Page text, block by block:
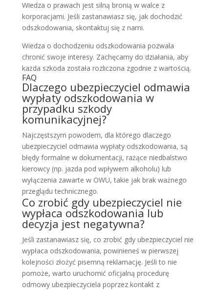
Wiedza o prawach jest silną bronią w walce z
korporacjami. Jeśli zastanawiasz się, jak dochodzić
odszkodowania, skontaktuj się z nami.
Wiedza o dochodzeniu odszkodowania pozwala
chronić swoje interesy. Zachęcamy do działania, aby
każda szkoda została rozliczona zgodnie z wartością.
FAQ
Dlaczego ubezpieczyciel odmawia
wypłaty odszkodowania w
przypadku szkody
komunikacyjnej?
Najczęstszym powodem, dla którego dlaczego
ubezpieczyciel odmawia wypłaty odszkodowania, są
błędy formalne w dokumentacji, rażące niedbalstwo
kierowcy (np. jazda pod wpływem alkoholu) lub
wyłączenia zawarte w OWU, takie jak brak ważnego
przeglądu technicznego.
Co zrobić gdy ubezpieczyciel nie
wypłaca odszkodowania lub
decyzja jest negatywna?
Jeśli zastanawiasz się, co zrobić gdy ubezpieczyciel nie
wypłaca odszkodowania, powinieneś w pierwszej
kolejności złożyć pisemną reklamację. Jeśli to nie
pomoże, warto uruchomić oficjalną procedurę
odmowy ubezpieczyciela poprzez kontakt z